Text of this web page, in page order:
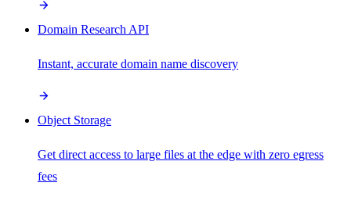
Domain Research API
Instant, accurate domain name discovery
Object Storage
Get direct access to large files at the edge with zero egress
fees